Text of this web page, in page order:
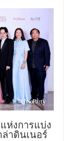
ห่งการแบ่ง
าดินเนอร์